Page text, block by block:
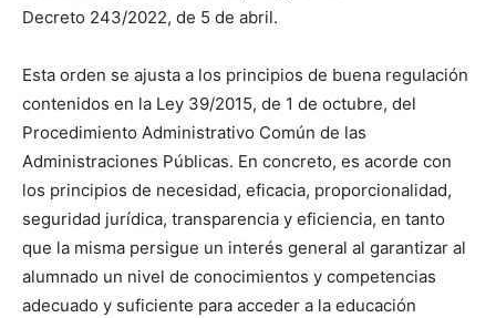
Decreto 243/2022, de 5 de abril.
Esta orden se ajusta a los principios de buena regulación
contenidos en la Ley 39/2015, de 1 de octubre, del
Procedimiento Administrativo Común de las
Administraciones Públicas. En concreto, es acorde con
los principios de necesidad, eficacia, proporcionalidad,
seguridad jurídica, transparencia y eficiencia, en tanto
que la misma persigue un interés general al garantizar al
alumnado un nivel de conocimientos y competencias
adecuado y suficiente para acceder a la educación